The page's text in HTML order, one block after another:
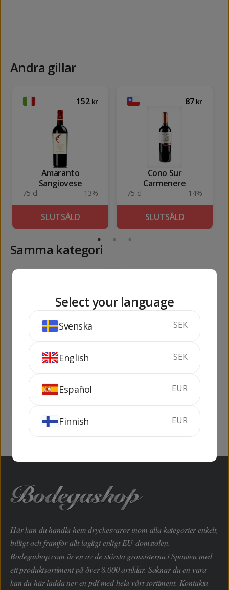
Andra gillar
152 kr
Amaranto
Sangiovese
75 cl 13%
SLUTSÅLD
87 kr
Cono Sur
Carmenere
75 cl 14%
SLUTSÅLD
Samma kategori
Oli Serraferran
Llauna
3 liter
Oli d'Oliva Espelt
3 liter
Här kan du handla hem dryckesvaror inom alla kategorier enkelt,
billigt och framför allt lagligt enligt EU-domstolen.
Bodegashop.com är en av de största grossisterna i Spanien med
ett produktsortiment på över 8.000 artiklar. Saknar du en vara
kan du här ladda ner en pdf med hela vårt sortiment. Kontakta
Select your language
Svenska SEK
English SEK
Español EUR
Finnish EUR